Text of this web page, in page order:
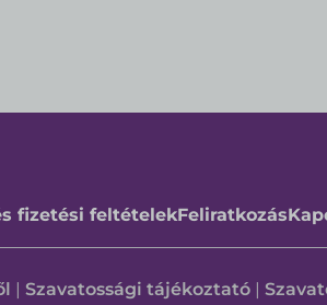
fizetési feltételekFeliratkozás
| Szavatossági tájékoztató |